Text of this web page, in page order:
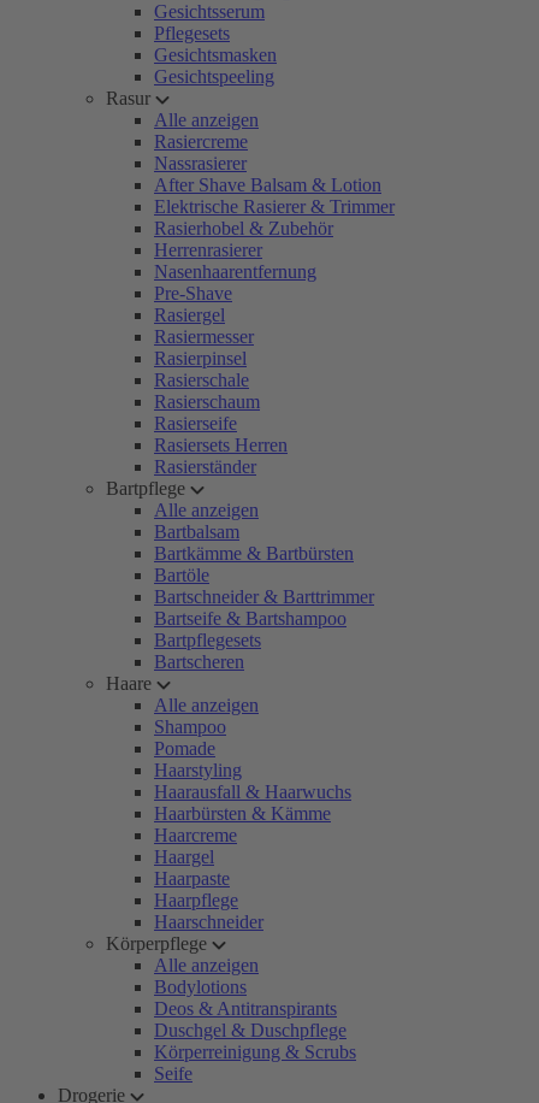
Gesichtsserum
Pflegesets
Gesichtsmasken
Gesichtspeeling
Rasur
Alle anzeigen
Rasiercreme
Nassrasierer
After Shave Balsam & Lotion
Elektrische Rasierer & Trimmer
Rasierhobel & Zubehör
Herrenrasierer
Nasenhaarentfernung
Pre-Shave
Rasiergel
Rasiermesser
Rasierpinsel
Rasierschale
Rasierschaum
Rasierseife
Rasiersets Herren
Rasierständer
Bartpflege
Alle anzeigen
Bartbalsam
Bartkämme & Bartbürsten
Bartöle
Bartschneider & Barttrimmer
Bartseife & Bartshampoo
Bartpflegesets
Bartscheren
Haare
Alle anzeigen
Shampoo
Pomade
Haarstyling
Haarausfall & Haarwuchs
Haarbürsten & Kämme
Haarcreme
Haargel
Haarpaste
Haarpflege
Haarschneider
Körperpflege
Alle anzeigen
Bodylotions
Deos & Antitranspirants
Duschgel & Duschpflege
Körperreinigung & Scrubs
Seife
Drogerie